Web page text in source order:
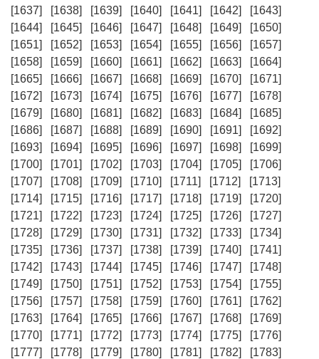
[1637]
[1638] [1639] [1640] [1641] [1642]
[1643]
[1644]
[1645] [1646] [1647] [1648] [1649]
[1650]
[1651]
[1652] [1653] [1654] [1655] [1656]
[1657]
[1658]
[1659] [1660] [1661] [1662] [1663]
[1664]
[1665]
[1666] [1667] [1668] [1669] [1670]
[1671]
[1672]
[1673] [1674] [1675] [1676] [1677]
[1678]
[1679]
[1680] [1681] [1682] [1683] [1684]
[1685]
[1686]
[1687] [1688] [1689] [1690] [1691]
[1692]
[1693]
[1694] [1695] [1696] [1697] [1698]
[1699]
[1700]
[1701] [1702] [1703] [1704] [1705]
[1706]
[1707]
[1708] [1709] [1710] [1711] [1712]
[1713]
[1714]
[1715] [1716] [1717] [1718] [1719]
[1720]
[1721]
[1722] [1723] [1724] [1725] [1726]
[1727]
[1728]
[1729] [1730] [1731] [1732] [1733]
[1734]
[1735]
[1736] [1737] [1738] [1739] [1740]
[1741]
[1742]
[1743] [1744] [1745] [1746] [1747]
[1748]
[1749]
[1750] [1751] [1752] [1753] [1754]
[1755]
[1756]
[1757] [1758] [1759] [1760] [1761]
[1762]
[1763]
[1764] [1765] [1766] [1767] [1768]
[1769]
[1770]
[1771] [1772] [1773] [1774] [1775]
[1776]
[1777]
[1778] [1779] [1780] [1781] [1782]
[1783]